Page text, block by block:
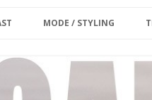
MODE / STYLING
MY MODEL WORK